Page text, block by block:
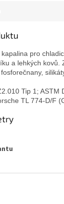
pro
a lehkých
Tip 1; ASTM
TL 774-D/F